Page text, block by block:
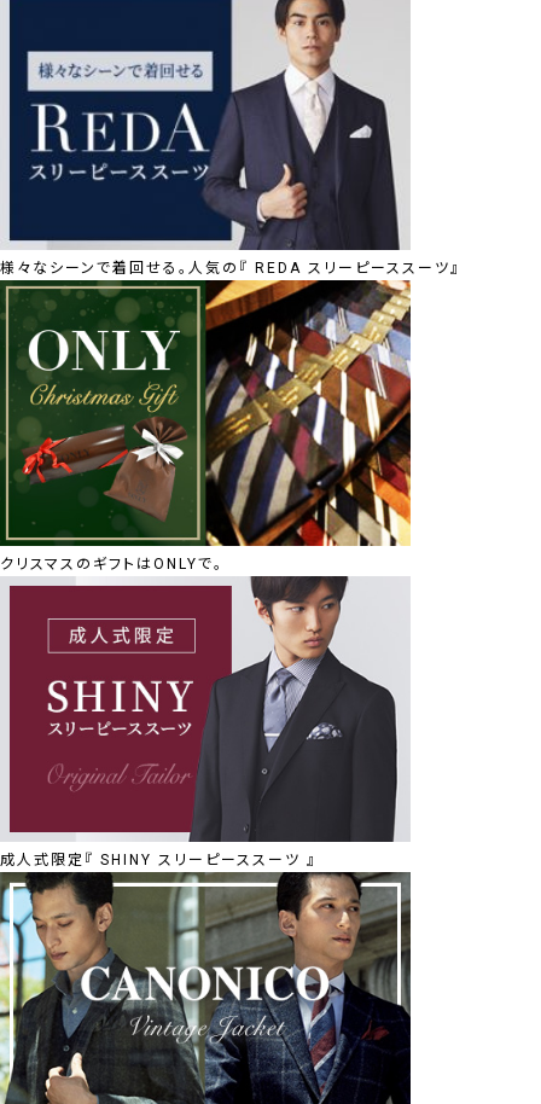
様々なシーンで着回せる。人気の『 REDA スリーピーススーツ』
クリスマスのギフトはONLYで。
成人式限定『 SHINY スリーピーススーツ 』